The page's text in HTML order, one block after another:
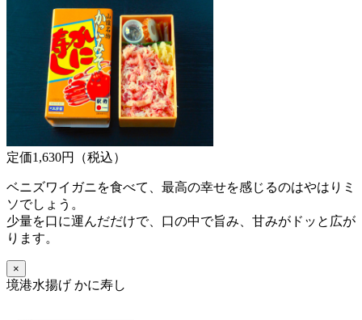
定価1,630円（税込）
ベニズワイガニを食べて、最高の幸せを感じるのはやはりミ
ソでしょう。
少量を口に運んだだけで、口の中で旨み、甘みがドッと広が
ります。
×
境港水揚げ かに寿し